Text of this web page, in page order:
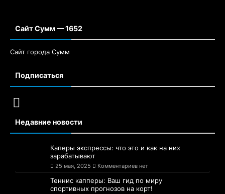
Сайт Сумм — 1652
Сайт города Сумм
Подписаться
Недавние новости
Каперы экспрессы: что это и как на них
зарабатывают
25 мая, 2025 Комментариев нет
Теннис капперы: Ваш гид по миру
спортивных прогнозов на корт!